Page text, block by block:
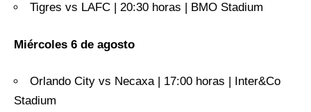
Tigres vs LAFC | 20:30 horas | BMO Stadium
Miércoles 6 de agosto
Orlando City vs Necaxa | 17:00 horas | Inter&Co
Stadium